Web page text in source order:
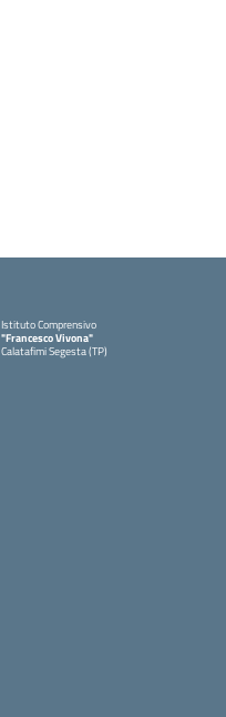
Istituto Comprensivo
"Francesco Vivona"
Calatafimi Segesta (TP)
— Visita la pagina iniziale della scuola